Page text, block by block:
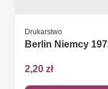
Drukarstwo
Berlin Niemcy
2,20 zł